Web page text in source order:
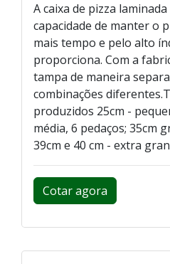
A caixa de pizza
capacidade de manter o
mais tempo e pelo alto
proporciona. Com a
tampa de maneira
combinações
produzidos 25cm -
média, 6 pedaços; 35cm
39cm e 40 cm - extra
Cotar agora